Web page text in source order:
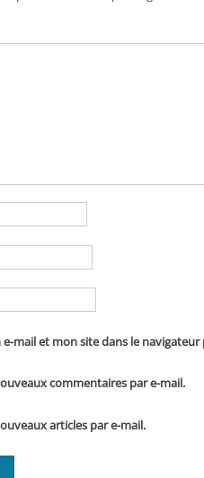
mail et mon site dans le
commentaires par e-mail.
articles par e-mail.